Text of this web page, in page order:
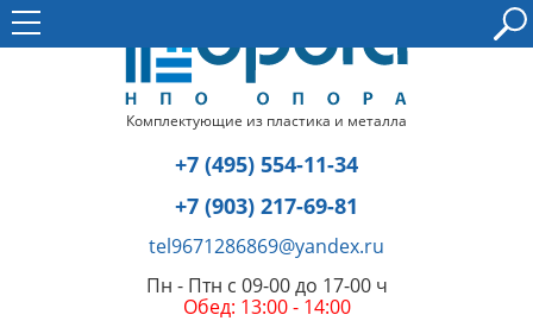
Комплектующие из пластика и металла
+7 (495) 554-11-34
+7 (903) 217-69-81
tel9671286869@yandex.ru
Пн - Птн с 09-00 до 17-00 ч
Обед: 13:00 - 14:00